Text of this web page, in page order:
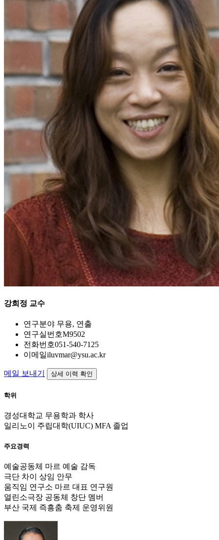
강희정 교수
연구분야 무용, 연출
연구실번호M9502
전화번호051-540-7125
이메일iluvmar@ysu.ac.kr
메일 보내기 상세 이력 확인
학위
경성대학교 무용학과 학사
일리노이 주립대학(UIUC) MFA 졸업
주요경력
예술공동체 마르 예술 감독
극단 차이 상임 안무
움직임 연구소 마르 대표 연구원
열린소극장 공동체 창단 멤버
부산 국제 즉흥춤 축제 운영위원